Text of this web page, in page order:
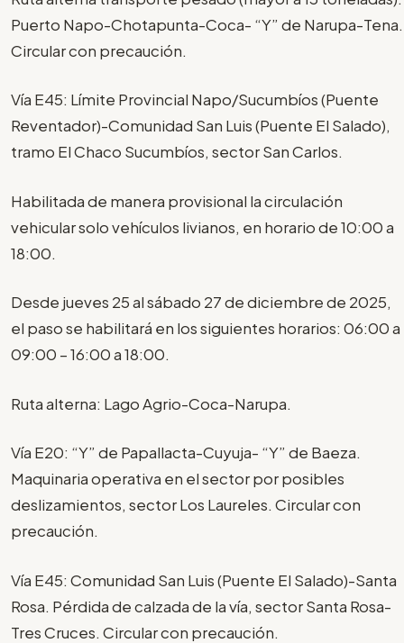
Puerto Napo-Chotapunta-Coca- “Y” de Narupa-Tena.
Circular con precaución.
Vía E45: Límite Provincial Napo/Sucumbíos (Puente
Reventador)-Comunidad San Luis (Puente El Salado),
tramo El Chaco Sucumbíos, sector San Carlos.
Habilitada de manera provisional la circulación
vehicular solo vehículos livianos, en horario de 10:00 a
18:00.
Desde jueves 25 al sábado 27 de diciembre de 2025,
el paso se habilitará en los siguientes horarios: 06:00 a
09:00 – 16:00 a 18:00.
Ruta alterna: Lago Agrio-Coca-Narupa.
Vía E20: “Y” de Papallacta-Cuyuja- “Y” de Baeza.
Maquinaria operativa en el sector por posibles
deslizamientos, sector Los Laureles. Circular con
precaución.
Vía E45: Comunidad San Luis (Puente El Salado)-Santa
Rosa. Pérdida de calzada de la vía, sector Santa Rosa-
Tres Cruces. Circular con precaución.